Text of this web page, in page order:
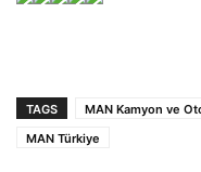
TAGS MAN Kamyon ve
MAN Türkiye